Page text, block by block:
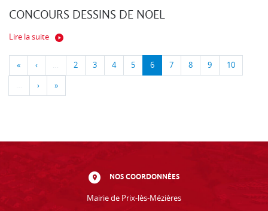
CONCOURS DESSINS DE NOEL
Lire la suite
« ‹ … 2 3 4 5 6 7 8 9 10
… › »
NOS COORDONNÉES
Mairie de Prix-lès-Mézières